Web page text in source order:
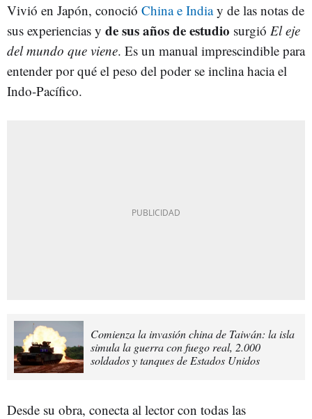
Vivió en Japón, conoció China e Indiay de las notas de
sus experiencias y de sus años de estudio surgió El eje
del mundo que viene. Es un manual imprescindible para
entender por qué el peso del poder se inclina hacia el
Indo-Pacífico.
Comienza la invasión china de Taiwán: la isla
simula la guerra con fuego real, 2.000
soldados y tanques de Estados Unidos
Desde su obra, conecta al lector con todas las